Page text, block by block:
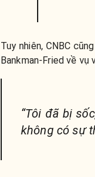
Tuy nhiên, CNBC
Bankman-Fried về vụ
“Tôi đã bị
không có sự